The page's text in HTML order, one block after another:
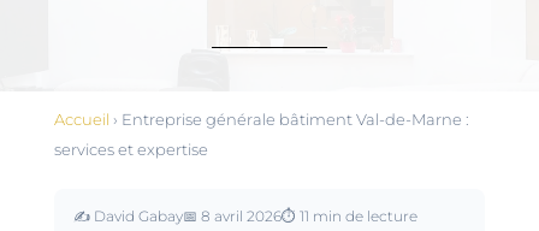
Accueil › Entreprise générale bâtiment Val-de-Marne :
services et expertise
✍️ David Gabay📅 8 avril 2026⏱️ 11 min de lecture